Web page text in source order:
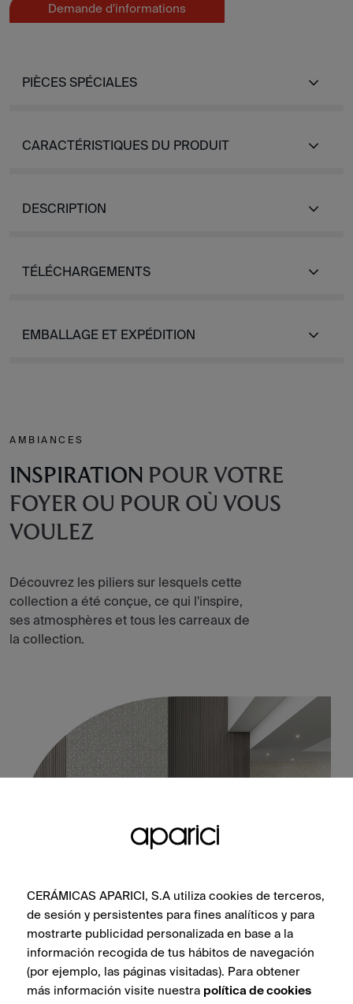
Demande d'informations
PIÈCES SPÉCIALES
CARACTÉRISTIQUES DU PRODUIT
DESCRIPTION
TÉLÉCHARGEMENTS
EMBALLAGE ET EXPÉDITION
AMBIANCES
INSPIRATION POUR VOTRE
FOYER OU POUR OÙ VOUS
VOULEZ
Découvrez les piliers sur lesquels cette
collection a été conçue, ce qui l'inspire,
ses atmosphères et tous les carreaux de
la collection.
Moon Ornament 30X90
CERÁMICAS APARICI, S.A utiliza cookies de terceros,
de sesión y persistentes para fines analíticos y para
mostrarte publicidad personalizada en base a la
información recogida de tus hábitos de navegación
(por ejemplo, las páginas visitadas). Para obtener
más información visite nuestra política de cookies